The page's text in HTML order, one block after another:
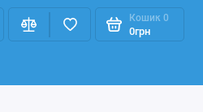
Кошик 0
0грн